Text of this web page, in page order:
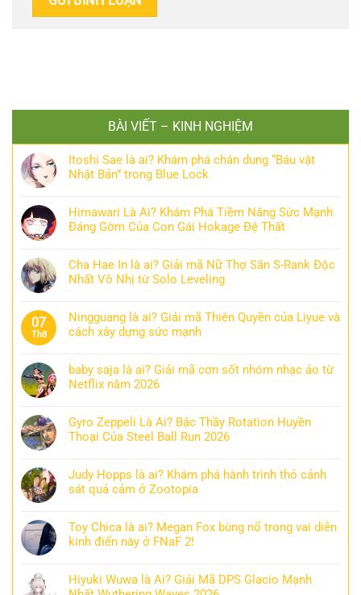
BÀI VIẾT – KINH NGHIỆM
Itoshi Sae là ai? Khám phá chân dung “Báu vật
Nhật Bản” trong Blue Lock
Himawari Là Ai? Khám Phá Tiềm Năng Sức Mạnh
Đáng Gờm Của Con Gái Hokage Đệ Thất
Cha Hae In là ai? Giải mã Nữ Thợ Săn S-Rank Độc
Nhất Vô Nhị từ Solo Leveling
07
Th8
Ningguang là ai? Giải mã Thiên Quyền của Liyue và
cách xây dựng sức mạnh
baby saja là ai? Giải mã cơn sốt nhóm nhạc ảo từ
Netflix năm 2026
Gyro Zeppeli Là Ai? Bậc Thầy Rotation Huyền
Thoại Của Steel Ball Run 2026
Judy Hopps là ai? Khám phá hành trình thỏ cảnh
sát quả cảm ở Zootopia
Toy Chica là ai? Megan Fox bùng nổ trong vai diễn
kinh điển này ở FNaF 2!
Hiyuki Wuwa là Ai? Giải Mã DPS Glacio Mạnh